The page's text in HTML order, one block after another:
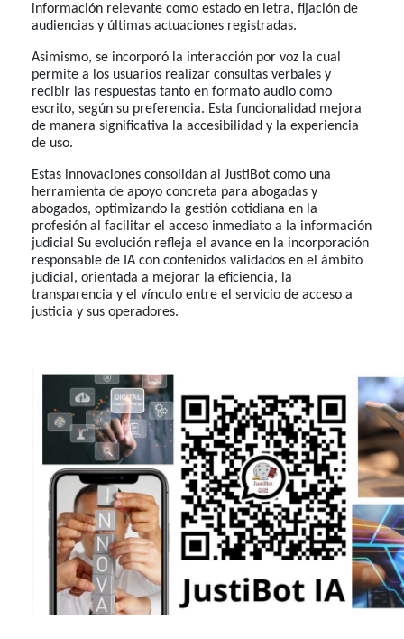
información relevante como estado en letra, fijación de
audiencias y últimas actuaciones registradas.
Asimismo, se incorporó la interacción por voz la cual
permite a los usuarios realizar consultas verbales y
recibir las respuestas tanto en formato audio como
escrito, según su preferencia. Esta funcionalidad mejora
de manera significativa la accesibilidad y la experiencia
de uso.
Estas innovaciones consolidan al JustiBot como una
herramienta de apoyo concreta para abogadas y
abogados, optimizando la gestión cotidiana en la
profesión al facilitar el acceso inmediato a la información
judicial Su evolución refleja el avance en la incorporación
responsable de IA con contenidos validados en el ámbito
judicial, orientada a mejorar la eficiencia, la
transparencia y el vínculo entre el servicio de acceso a
justicia y sus operadores.